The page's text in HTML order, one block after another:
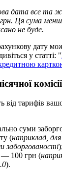
ва дата все та ж
грн. Ця сума менш
сано не буде.
ахункову дату мо
дивіться у статті: "
редитною картко
ісячної комісії
ь від тарифів ваш
льно суми заборг
ту (наприклад для
и заборгованості);
— 100 грн (напри
.0).